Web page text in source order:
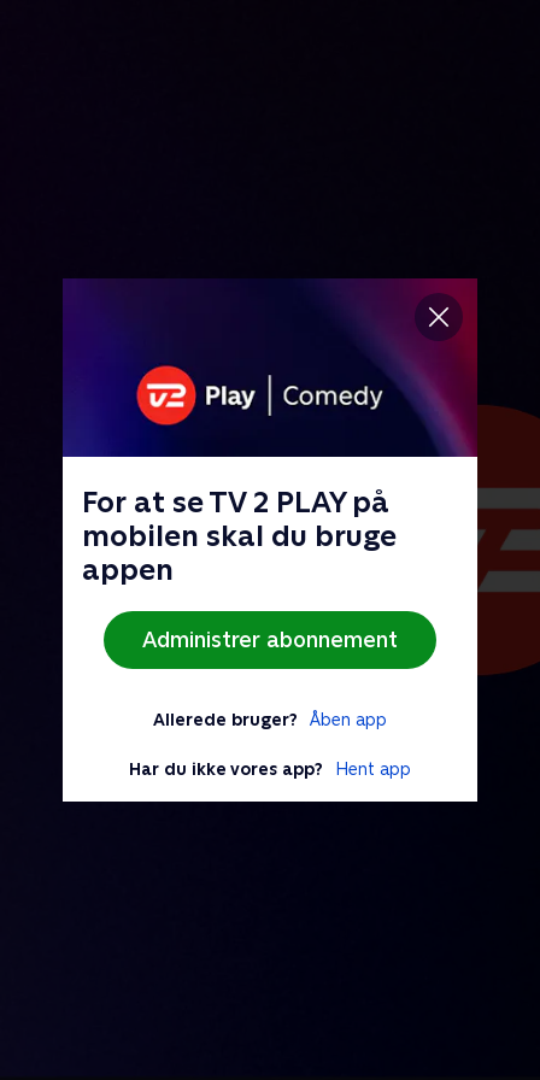
For at se TV 2 PLAY på
mobilen skal du bruge
appen
Administrer abonnement
Allerede bruger? Åben app
Har du ikke vores app? Hent app